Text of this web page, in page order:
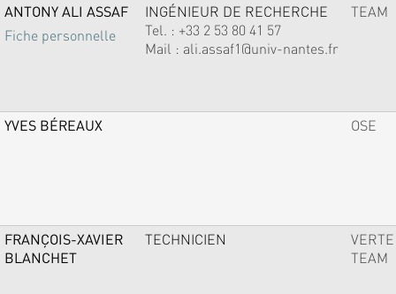
ANTONY ALI ASSAF
Fiche personnelle
INGÉNIEUR DE RECHERCHE
Tel. : +33 2 53 80 41 57
Mail : ali.assaf1@univ-nantes.fr
TEAM
YVES BÉREAUX OSE
FRANÇOIS-XAVIER
BLANCHET
TECHNICIEN
VERTE
TEAM